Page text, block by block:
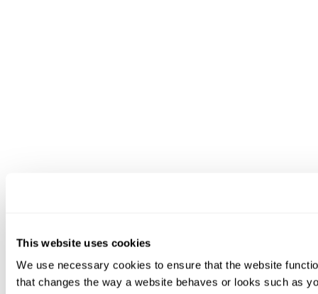
This website uses cookies
We use necessary cookies to ensure that the website
that changes the way a website behaves or looks such as